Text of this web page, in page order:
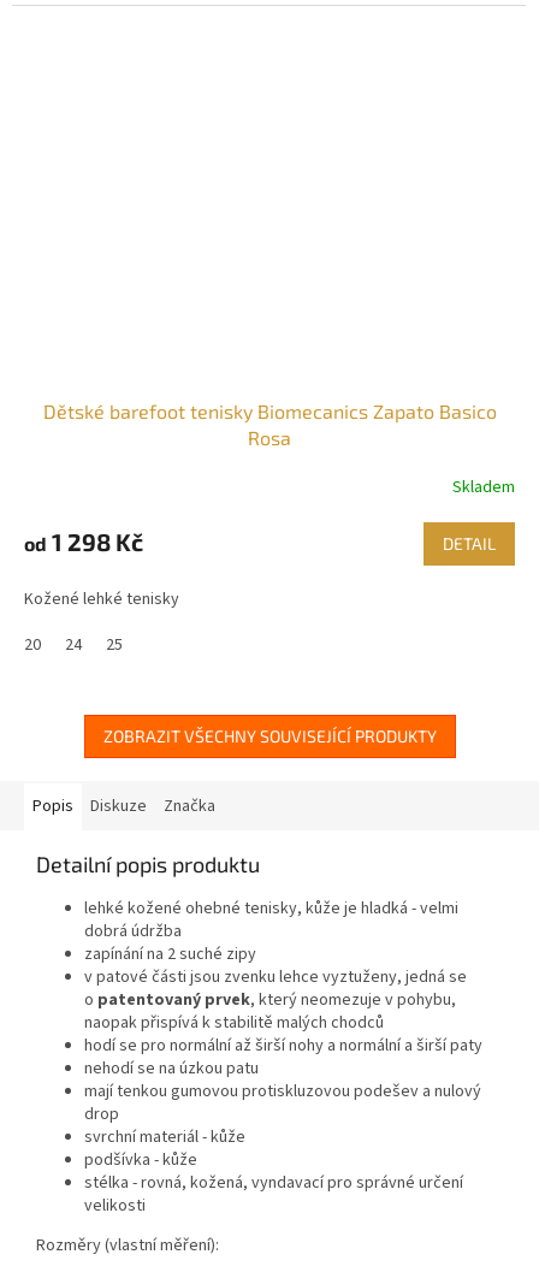
Dětské barefoot tenisky Biomecanics Zapato Basico
Rosa
Skladem
od 1 298 Kč DETAIL
Kožené lehké tenisky
20
24 25
ZOBRAZIT VŠECHNY SOUVISEJÍCÍ PRODUKTY
Popis Diskuze Značka
Detailní popis produktu
lehké kožené ohebné tenisky, kůže je hladká - velmi
dobrá údržba
zapínání na 2 suché zipy
v patové části jsou zvenku lehce vyztuženy, jedná se
o patentovaný prvek, který neomezuje v pohybu,
naopak přispívá k stabilitě malých chodců
hodí se pro normální až širší nohy a normální a širší paty
nehodí se na úzkou patu
mají tenkou gumovou protiskluzovou podešev a nulový
drop
svrchní materiál - kůže
podšívka - kůže
stélka - rovná, kožená, vyndavací pro správné určení
velikosti
Rozměry (vlastní měření):